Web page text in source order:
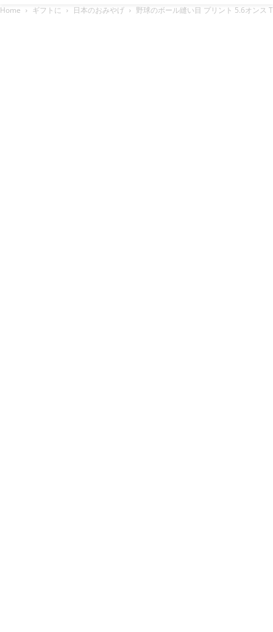
Home ギフトに 日本のおみやげ 野球のボール縫い目 プリント 5.6オンス